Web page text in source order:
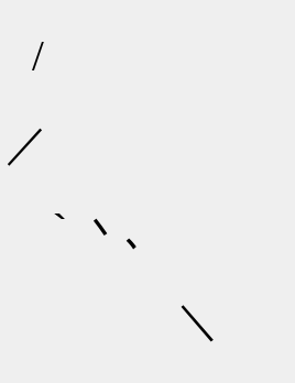
/
／ 呪わ
丶､
＼